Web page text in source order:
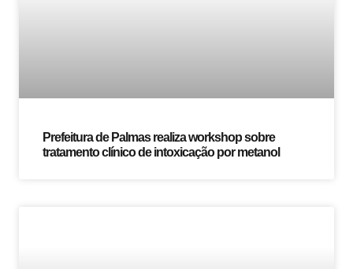
Prefeitura de Palmas realiza workshop sobre
tratamento clínico de intoxicação por metanol